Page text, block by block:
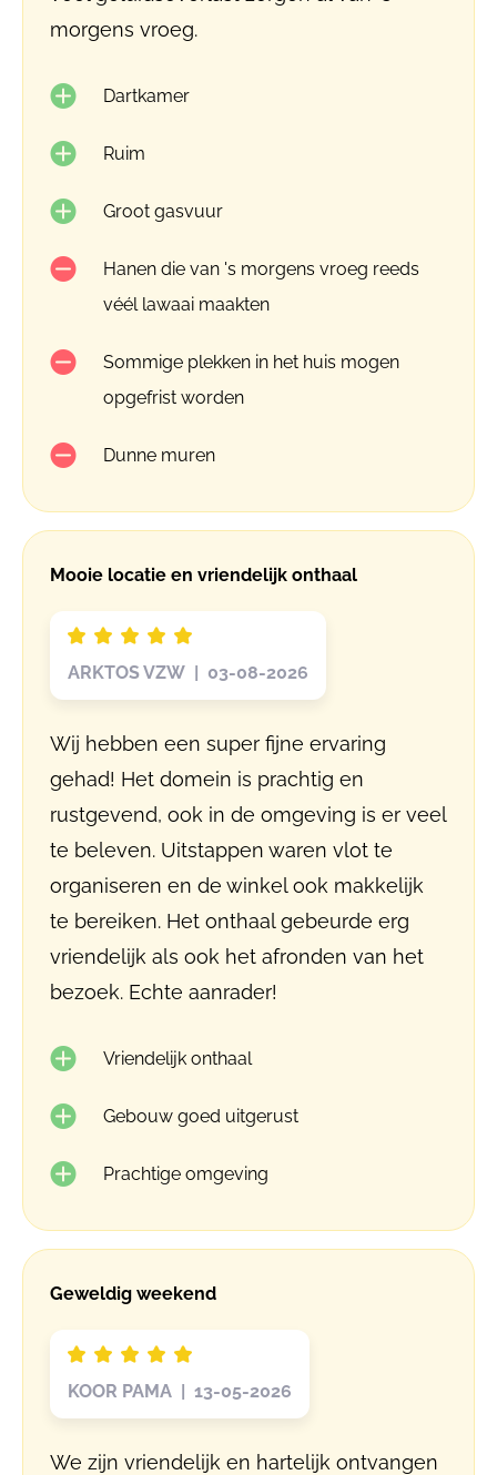
morgens vroeg.
Dartkamer
Ruim
Groot gasvuur
Hanen die van 's morgens vroeg reeds
véél lawaai maakten
Sommige plekken in het huis mogen
opgefrist worden
Dunne muren
Mooie locatie en vriendelijk onthaal
ARKTOS VZW | 03-08-2026
Wij hebben een super fijne ervaring
gehad! Het domein is prachtig en
rustgevend, ook in de omgeving is er veel
te beleven. Uitstappen waren vlot te
organiseren en de winkel ook makkelijk
te bereiken. Het onthaal gebeurde erg
vriendelijk als ook het afronden van het
bezoek. Echte aanrader!
Vriendelijk onthaal
Gebouw goed uitgerust
Prachtige omgeving
Geweldig weekend
KOOR PAMA | 13-05-2026
We zijn vriendelijk en hartelijk ontvangen